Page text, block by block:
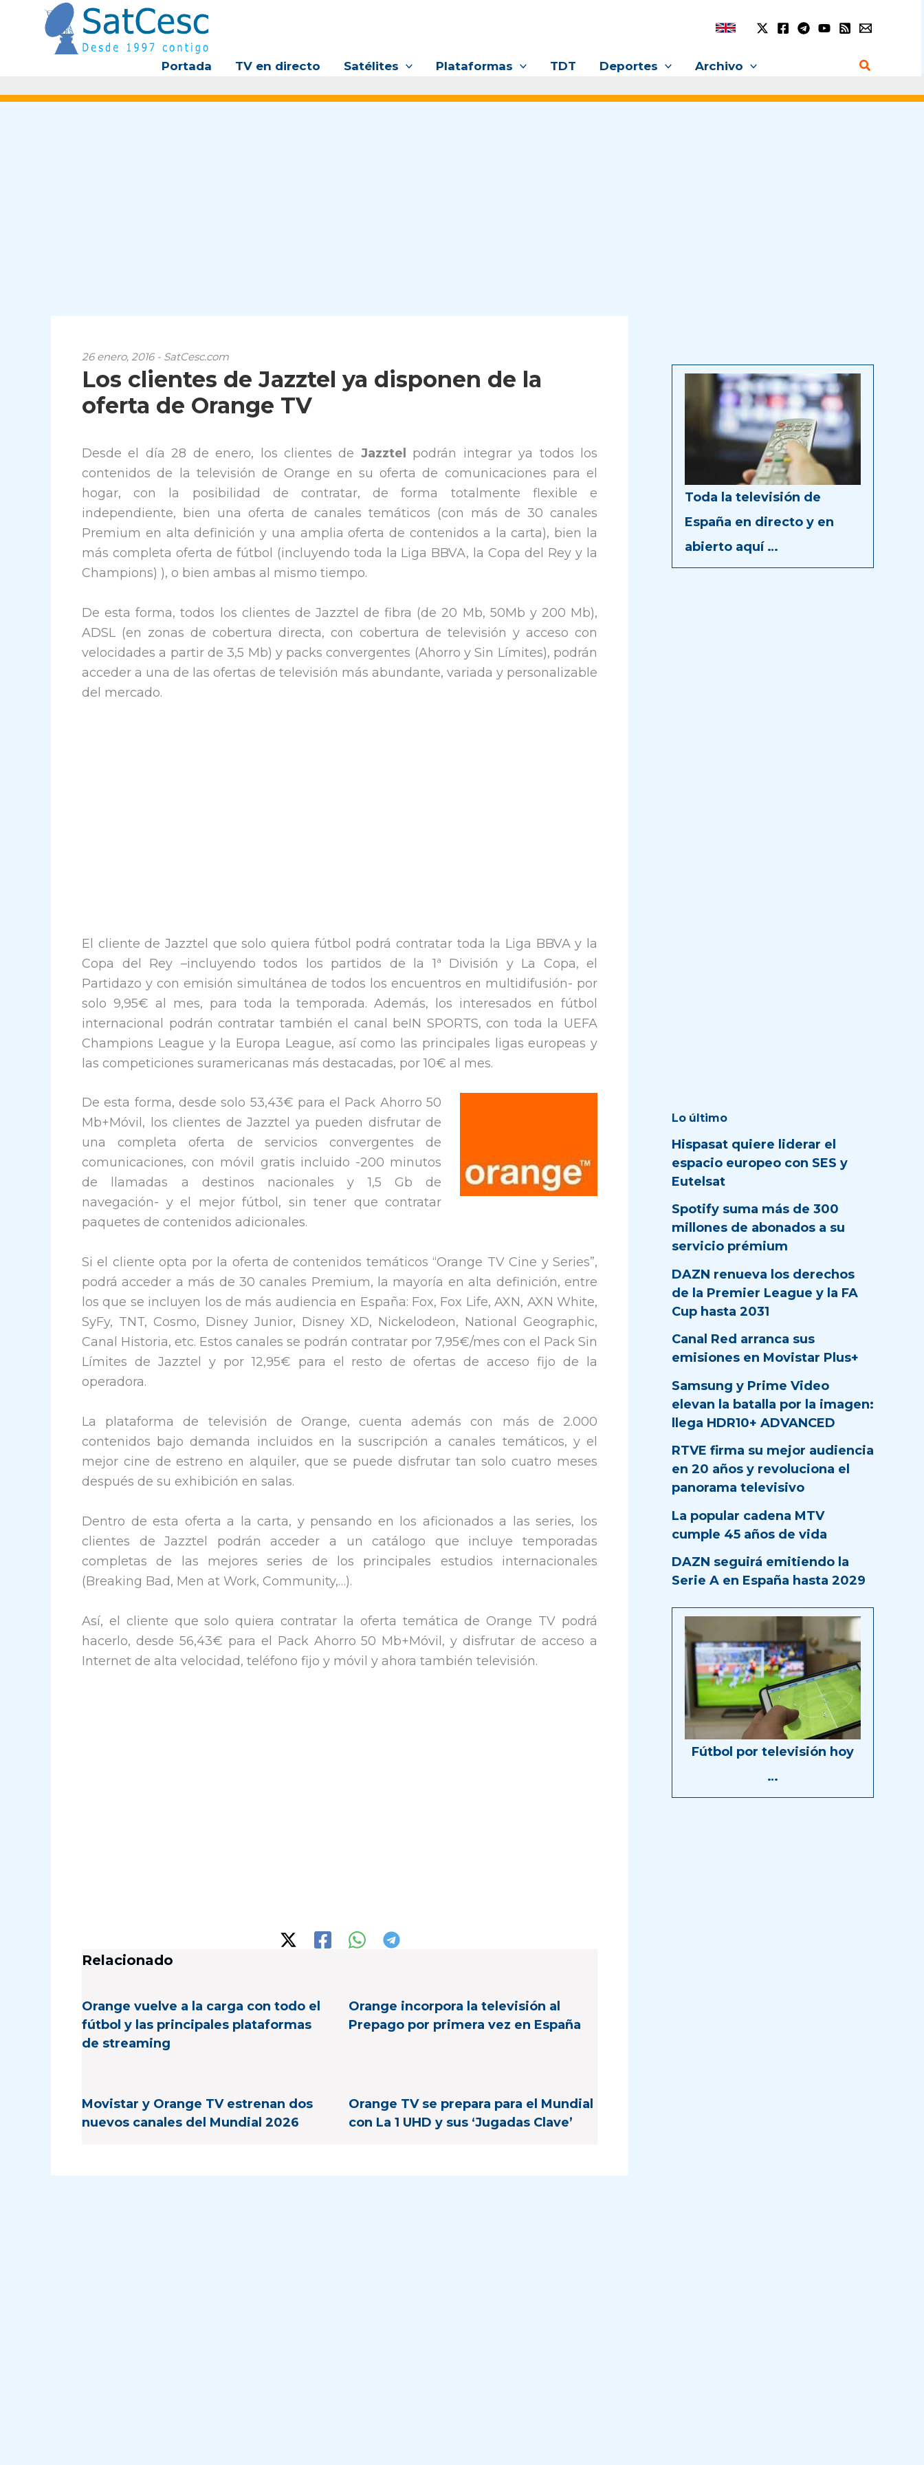
contenido
Portada TV en directo Satélites Plataformas TDT Deportes Archivo Buscar
26 enero, 2016 - SatCesc.com
Los clientes de Jazztel ya disponen de la
oferta de Orange TV
Desde el día 28 de enero, los clientes de Jazztel
podrán integrar ya todos los
contenidos de la televisión de Orange en su oferta de comunicaciones para el
hogar, con la posibilidad de contratar, de forma totalmente flexible e
independiente, bien una oferta de canales temáticos (con más de 30 canales
Premium en alta definición y una amplia oferta de contenidos a la carta), bien la
más completa oferta de fútbol (incluyendo toda la Liga BBVA, la Copa del Rey y la
Champions) ), o bien ambas al mismo tiempo.
De esta forma, todos los clientes de Jazztel de fibra (de 20 Mb, 50Mb y 200 Mb),
ADSL (en zonas de cobertura directa, con cobertura de televisión y acceso con
velocidades a partir de 3,5 Mb) y packs convergentes (Ahorro y Sin Límites), podrán
acceder a una de las ofertas de televisión más abundante, variada y personalizable
del mercado.
El cliente de Jazztel que solo quiera fútbol podrá contratar toda la Liga BBVA y la
Copa del Rey –incluyendo todos los partidos de la 1ª División y La Copa, el
Partidazo y con emisión simultánea de todos los encuentros en multidifusión- por
solo 9,95€ al mes, para toda la temporada. Además, los interesados en fútbol
internacional podrán contratar también el canal beIN SPORTS, con toda la UEFA
Champions League y la Europa League, así como las principales ligas europeas y
las competiciones suramericanas más destacadas, por 10€ al mes.
De esta forma, desde solo 53,43€ para el Pack Ahorro 50
Mb+Móvil, los clientes de Jazztel ya pueden disfrutar de
una completa oferta de servicios convergentes de
comunicaciones, con móvil gratis incluido -200 minutos
de llamadas a destinos nacionales y 1,5 Gb de
navegación- y el mejor fútbol, sin tener que contratar
paquetes de contenidos adicionales.
Si el cliente opta por la oferta de contenidos temáticos “Orange TV Cine y Series”,
podrá acceder a más de 30 canales Premium, la mayoría en alta definición, entre
los que se incluyen los de más audiencia en España: Fox, Fox Life, AXN, AXN White,
SyFy, TNT, Cosmo, Disney Junior, Disney XD, Nickelodeon, National Geographic,
Canal Historia, etc. Estos canales se podrán contratar por 7,95€/mes con el Pack Sin
Límites de Jazztel y por 12,95€ para el resto de ofertas de acceso fijo de la
operadora.
La plataforma de televisión de Orange, cuenta además con más de 2.000
contenidos bajo demanda incluidos en la suscripción a canales temáticos, y el
mejor cine de estreno en alquiler, que se puede disfrutar tan solo cuatro meses
después de su exhibición en salas.
Dentro de esta oferta a la carta, y pensando en los aficionados a las series, los
clientes de Jazztel podrán acceder a un catálogo que incluye temporadas
completas de las mejores series de los principales estudios internacionales
(Breaking Bad, Men at Work, Community,…).
Así, el cliente que solo quiera contratar la oferta temática de Orange TV podrá
hacerlo, desde 56,43€ para el Pack Ahorro 50 Mb+Móvil, y disfrutar de acceso a
Internet de alta velocidad, teléfono fijo y móvil y ahora también televisión.
Relacionado
Orange vuelve a la carga con todo el
fútbol y las principales plataformas
de streaming
Orange incorpora la televisión al
Prepago por primera vez en España
Movistar y Orange TV estrenan dos
nuevos canales del Mundial 2026
Orange TV se prepara para el Mundial
con La 1 UHD y sus ‘Jugadas Clave’
Toda la televisión de
España en directo y en
abierto aquí …
Lo último
Hispasat quiere liderar el
espacio europeo con SES y
Eutelsat
Spotify suma más de 300
millones de abonados a su
servicio prémium
DAZN renueva los derechos
de la Premier League y la FA
Cup hasta 2031
Canal Red arranca sus
emisiones en Movistar Plus+
Samsung y Prime Video
elevan la batalla por la imagen:
llega HDR10+ ADVANCED
RTVE firma su mejor audiencia
en 20 años y revoluciona el
panorama televisivo
La popular cadena MTV
cumple 45 años de vida
DAZN seguirá emitiendo la
Serie A en España hasta 2029
Fútbol por televisión hoy
…